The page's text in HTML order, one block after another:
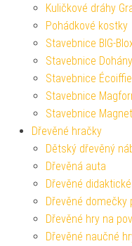
Kuličkové dráhy
Pohádkové kostky
Stavebnice BIG-
Stavebnice Dohány
Stavebnice
Stavebnice
Stavebnice
Dřevěné hračky
Dětský dřevěný
Dřevěná auta
Dřevěné
Dřevěné domečky
Dřevěné hry na
Dřevěné naučné